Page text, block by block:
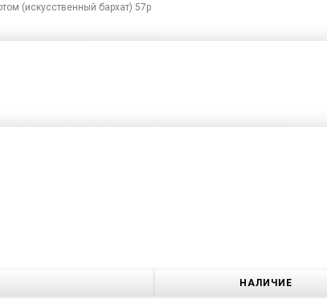
(искусственный бархат) 57р
НАЛИЧИЕ